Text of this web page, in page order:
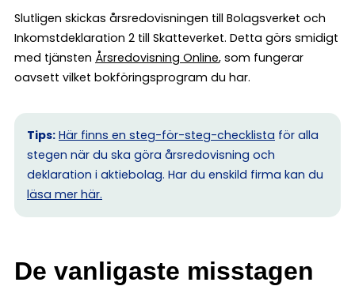
Slutligen skickas årsredovisningen till Bolagsverket och
Inkomstdeklaration 2 till Skatteverket. Detta görs smidigt
med tjänsten Årsredovisning Online, som fungerar
oavsett vilket bokföringsprogram du har.
Tips: Här finns en steg-för-steg-checklista för alla
stegen när du ska göra årsredovisning och
deklaration i aktiebolag. Har du enskild firma kan du
läsa mer här.
De vanligaste misstagen